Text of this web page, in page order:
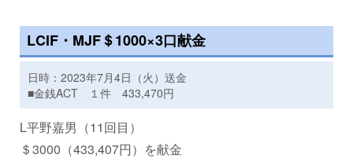
LCIF・MJF＄1000×3口献金
日時：2023年7月4日（火）送金
■金銭ACT １件 433,470円
L平野嘉男（11回目）
＄3000（433,407円）を献金